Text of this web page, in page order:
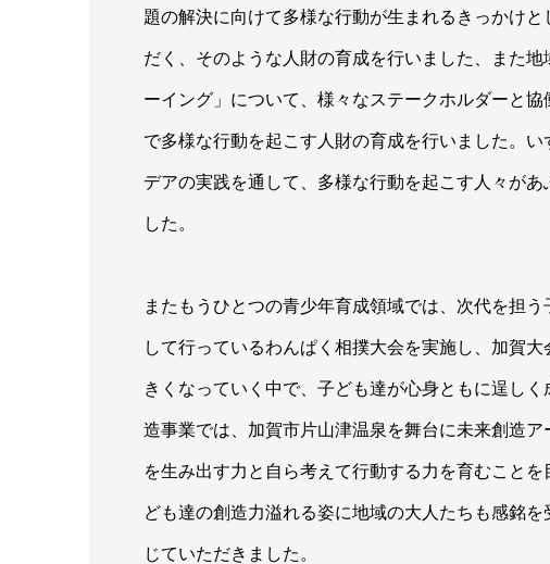
題の解決に向けて多様な行動が生まれるきっかけ
だく、そのような人財の育成を行いました、また
ーイング」について、様々なステークホルダーと
で多様な行動を起こす人財の育成を行いました。
デアの実践を通して、多様な行動を起こす人々が
した。
またもうひとつの青少年育成領域では、次代を担
して行っているわんぱく相撲大会を実施し、加賀
きくなっていく中で、子ども達が心身ともに逞し
造事業では、加賀市片山津温泉を舞台に未来創造
を生み出す力と自ら考えて行動する力を育むこと
ども達の創造力溢れる姿に地域の大人たちも感銘
じていただきました。